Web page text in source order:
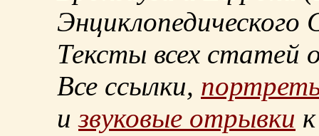
Энциклопедического
Тексты всех статей
Все ссылки,
извуковые отрывки